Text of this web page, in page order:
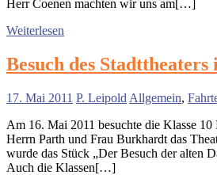
Herr Coenen machten wir uns am[…]
Weiterlesen
Besuch des
17. Mai 2011 P. Leipold Allgemein,
Am 16. Mai 2011 besuchte die Klasse
Herrn Parth und Frau Burkhardt das
wurde das Stück „Der Besuch der alten
Auch die Klassen[…]